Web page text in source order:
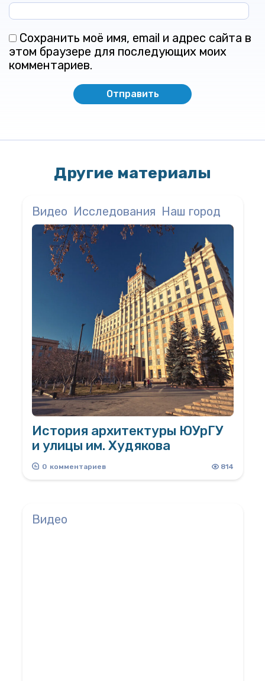
Сохранить моё имя, email и адрес сайта в
этом браузере для последующих моих
комментариев.
Другие материалы
Видео Исследования Наш город
История архитектуры ЮУрГУ
и улицы им. Худякова
Школа № 131
0 комментариев 814
Видео